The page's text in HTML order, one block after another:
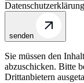
Datenschutzerklärung
senden
Sie müssen den
abzuschicken. Bitte
Drittanbietern